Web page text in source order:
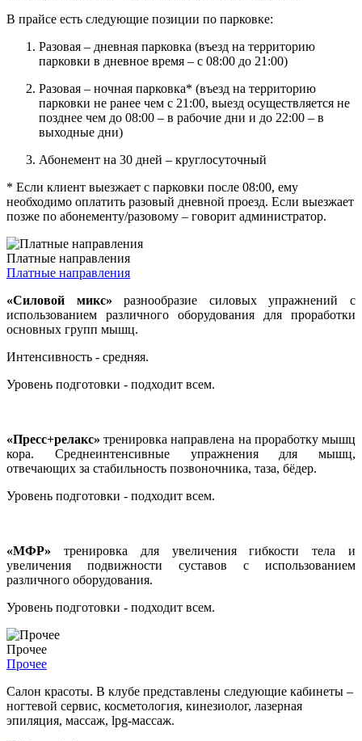
В прайсе есть следующие позиции по парковке:
Разовая – дневная парковка (въезд на территорию
парковки в дневное время – с 08:00 до 21:00)
Разовая – ночная парковка* (въезд на территорию
парковки не ранее чем с 21:00, выезд осуществляется не
позднее чем до 08:00 – в рабочие дни и до 22:00 – в
выходные дни)
Абонемент на 30 дней – круглосуточный
* Если клиент выезжает с парковки после 08:00, ему
необходимо оплатить разовый дневной проезд. Если выезжает
позже по абонементу/разовому – говорит администратор.
Платные направления
Платные направления
«Силовой микс»разнообразие силовых упражнений с
использованием различного оборудования для проработки
основных групп мышц.
Интенсивность - средняя.
Уровень подготовки - подходит всем.
«Пресс+релакс»тренировка направлена на проработку мышц
кора. Среднеинтенсивные упражнения для мышц,
отвечающих за стабильность позвоночника, таза, бёдер.
Уровень подготовки - подходит всем.
«МФР» тренировка для увеличения гибкости тела и
увеличения подвижности суставов с использованием
различного оборудования.
Уровень подготовки - подходит всем.
Прочее
Прочее
Салон красоты. В клубе представлены следующие кабинеты –
ногтевой сервис, косметология, кинезиолог, лазерная
эпиляция, массаж, lpg-массаж.